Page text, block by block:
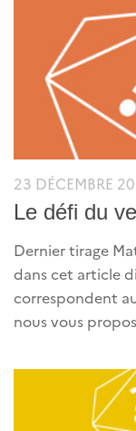
23 DÉCEMBRE
Le défi du
Dernier tirage
dans cet article
correspondent
nous vous